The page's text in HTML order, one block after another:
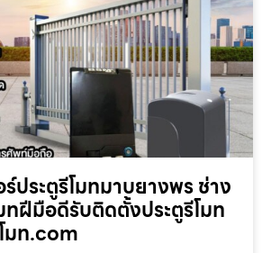
ประตูรีโมทมาบยางพร ช่าง
ทฝีมือดีรับติดตั้งประตูรีโมท
มท.com